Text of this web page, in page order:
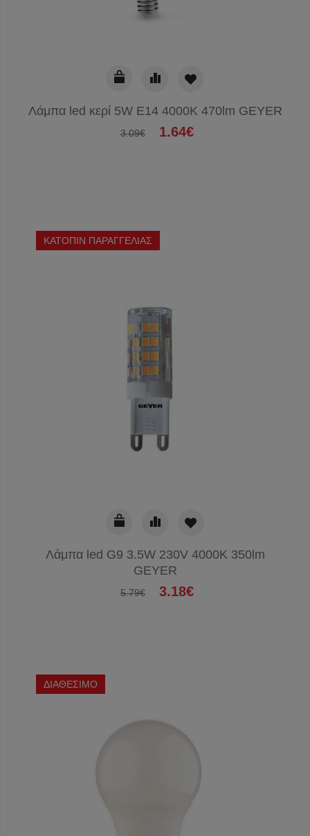
Λάμπα led κερί 5W E14 4000K 470lm GEYER
3.09€ 1.64€
ΚΑΤΟΠΙΝ ΠΑΡΑΓΓΕΛΙΑΣ
Λάμπα led G9 3.5W 230V 4000K 350lm
GEYER
5.79€ 3.18€
ΔΙΑΘΕΣΙΜΟ